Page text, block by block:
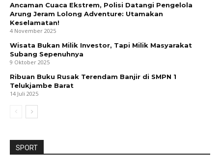
Ancaman Cuaca Ekstrem, Polisi Datangi Pengelola
Arung Jeram Lolong Adventure: Utamakan
Keselamatan!
4 November 2025
Wisata Bukan Milik Investor, Tapi Milik Masyarakat
Subang Sepenuhnya
9 Oktober 2025
Ribuan Buku Rusak Terendam Banjir di SMPN 1
Telukjambe Barat
14 Juli 2025
SPORT